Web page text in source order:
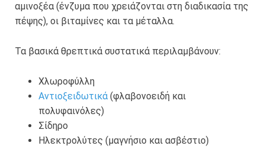
αμινοξέα (ένζυμα που χρειάζονται στη διαδικασία της
πέψης), οι βιταμίνες και τα μέταλλα.
Τα βασικά θρεπτικά συστατικά περιλαμβάνουν:
Χλωροφύλλη
Αντιοξειδωτικά (φλαβονοειδή και
πολυφαινόλες)
Σίδηρο
Ηλεκτρολύτες (μαγνήσιο και ασβέστιο)